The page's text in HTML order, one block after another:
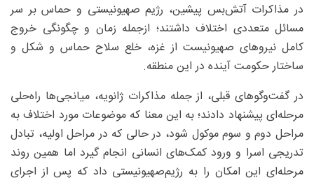
در مذاکرات آتش‌بس پیشین، رژیم صهیونیستی و حماس بر سر
مسائل متعددی اختلاف داشتند؛ ازجمله زمان و چگونگی خروج
کامل نیروهای صهیونیست از غزه، خلع سلاح حماس و شکل و
ساختار حکومت آینده در این منطقه.
در گفت‌وگوهای قبلی، از جمله مذاکرات ژانویه، میانجی‌ها راه‌حلی
مرحله‌ای پیشنهاد دادند؛ به این معنا که موضوعات مورد اختلاف به
مراحل دوم و سوم موکول شود، در حالی که در مراحل اولیه، تبادل
تدریجی اسرا و ورود کمک‌های انسانی انجام گیرد اما همین روند
مرحله‌ای این امکان را به رژیم‌صهیونیستی داد که پس از اجرای